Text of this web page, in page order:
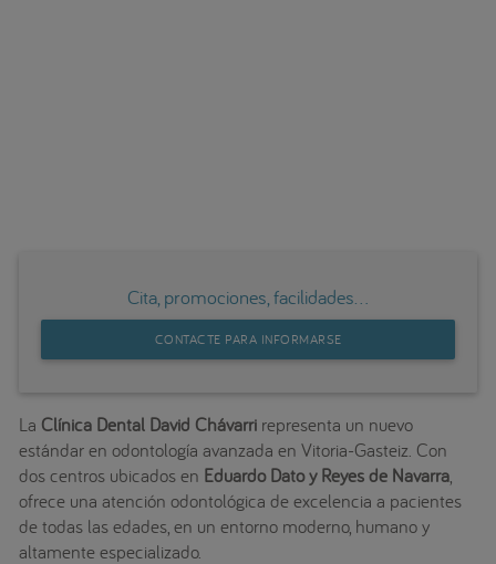
Cita, promociones, facilidades...
CONTACTE PARA INFORMARSE
La Clínica Dental David Chávarri representa un nuevo
estándar en odontología avanzada en Vitoria-Gasteiz. Con
dos centros ubicados en Eduardo Dato y Reyes de Navarra
ofrece una atención odontológica de excelencia a pacientes
de todas las edades, en un entorno moderno, humano y
altamente especializado.